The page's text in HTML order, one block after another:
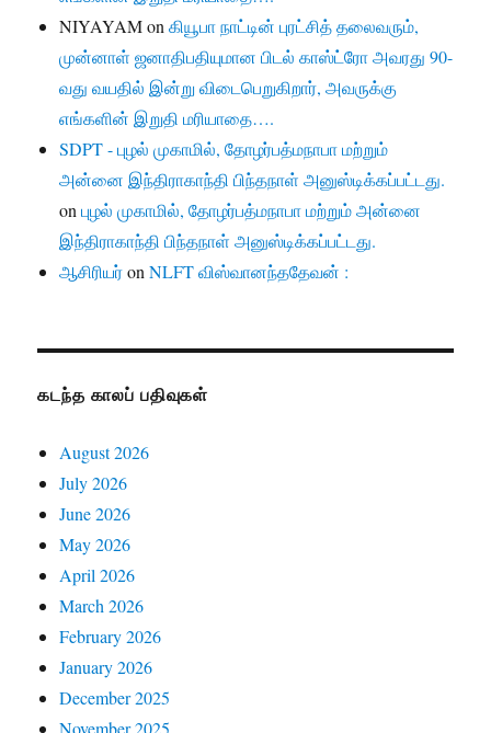
NIYAYAMonகியூபா நாட்டின் புரட்சித் தலைவரும்,
முன்னாள் ஜனாதிபதியுமான பிடல் காஸ்ட்ரோ அவரது 90-
வது வயதில் இன்று விடைபெறுகிறார், அவருக்கு
எங்களின் இறுதி மரியாதை….
SDPT - புழல் முகாமில், தோழர்பத்மநாபா மற்றும்
அன்னை இந்திராகாந்தி பிந்தநாள் அனுஸ்டிக்கப்பட்டது.
onபுழல் முகாமில், தோழர்பத்மநாபா மற்றும் அன்னை
இந்திராகாந்தி பிந்தநாள் அனுஸ்டிக்கப்பட்டது.
ஆசிரியர்onNLFT விஸ்வானந்ததேவன் :
கடந்த காலப் பதிவுகள்
August 2026
July 2026
June 2026
May 2026
April 2026
March 2026
February 2026
January 2026
December 2025
November 2025